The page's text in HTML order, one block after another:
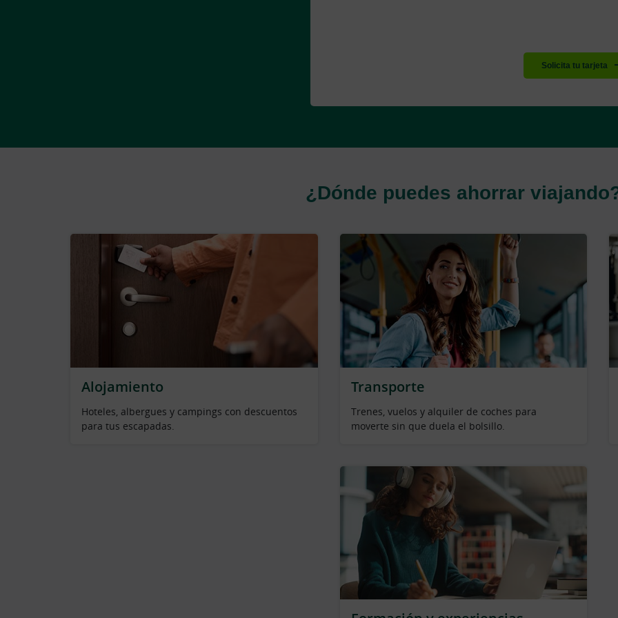
Solicita tu tarjeta
¿Dónde puedes ahorrar
Alojamiento
Hoteles, albergues y campings con descuentos
para tus escapadas.
Transporte
Trenes, vuelos y alquiler de coches para
moverte sin que duela el bolsillo.